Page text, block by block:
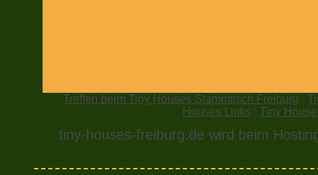
Treffen beim Tiny Houses Stammtisch Freiburg
Houses Links| Tiny
tiny-houses-freiburg.de wird beim